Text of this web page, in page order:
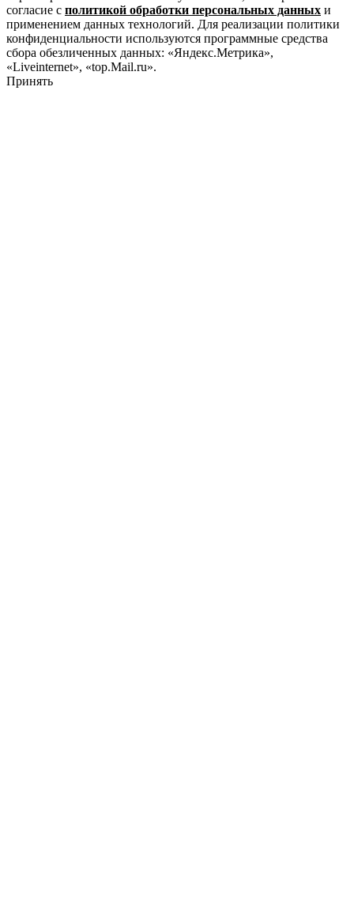
согласие с политикой обработки персональных данных и
применением данных технологий. Для реализации политики
конфиденциальности используются программные средства
сбора обезличенных данных: «Яндекс.Метрика»,
«Liveinternet», «top.Mail.ru».
Принять